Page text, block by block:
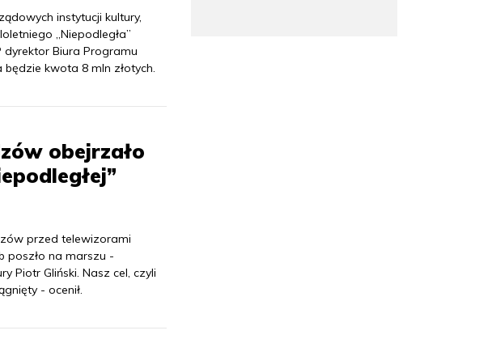
instytucji kultury,
„Niepodległa”
dyrektor Biura Programu
będzie kwota 8 mln złotych.
obejrzało
przed telewizorami
poszło na marszu -
Piotr Gliński. Nasz cel, czyli
- ocenił.